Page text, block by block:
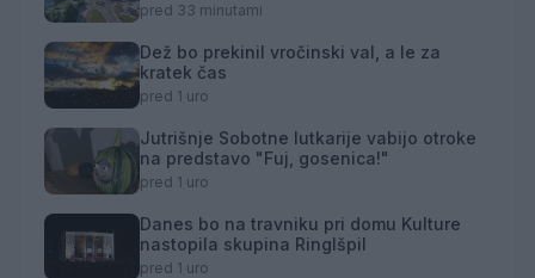
pred 33 minutami
Dež bo prekinil vročinski val, a le za
kratek čas
pred 1 uro
Jutrišnje Sobotne lutkarije vabijo otroke
na predstavo "Fuj, gosenica!"
pred 1 uro
Danes bo na travniku pri domu Kulture
nastopila skupina Ringlšpil
pred 1 uro